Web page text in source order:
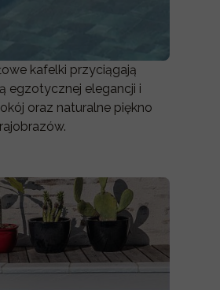
kafelki przyciągają
egzotycznej elegancji i
oraz naturalne piękno